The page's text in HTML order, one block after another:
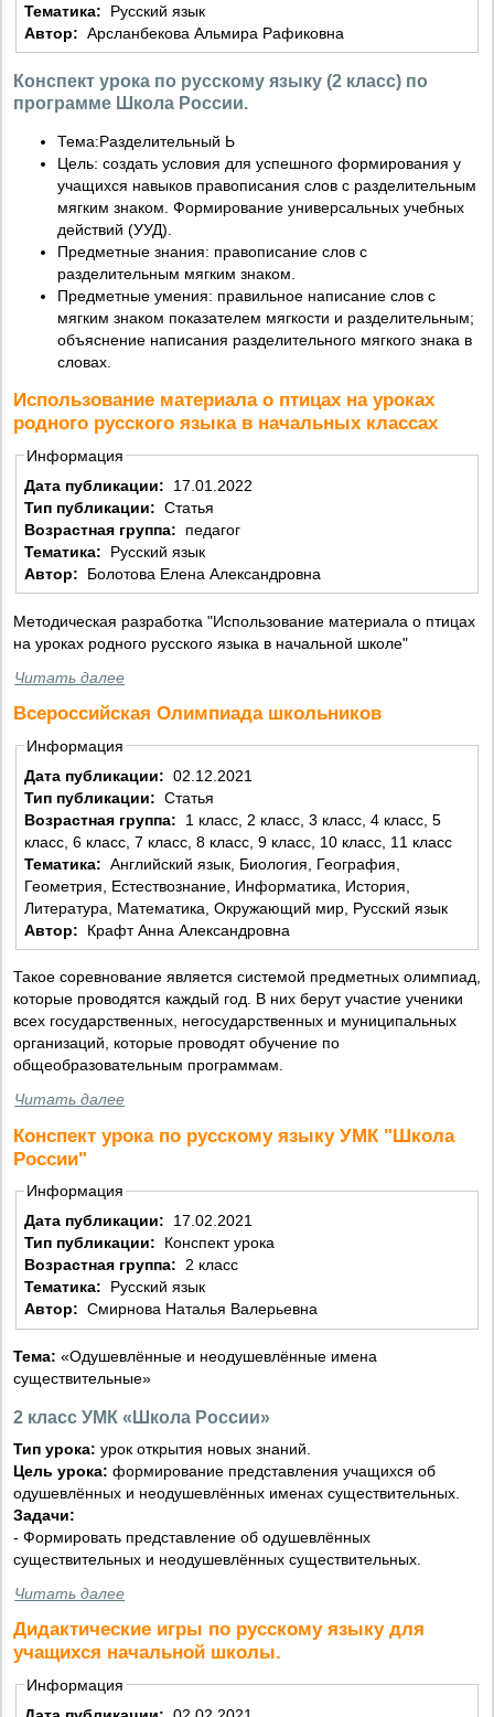
Тематика:
Русский язык
Автор: Арсланбекова Альмира Рафиковна
Конспект урока по русскому языку (2 класс) по
программе Школа России.
Тема:Разделительный Ь
Цель: создать условия для успешного формирования у
учащихся навыков правописания слов с разделительным
мягким знаком. Формирование универсальных учебных
действий (УУД).
Предметные знания: правописание слов с
разделительным мягким знаком.
Предметные умения: правильное написание слов с
мягким знаком показателем мягкости и разделительным;
объяснение написания разделительного мягкого знака в
словах.
Использование материала о птицах на уроках
родного русского языка в начальных классах
Информация
Дата публикации:
17.01.2022
Тип публикации: Статья
Возрастная группа:
педагог
Тематика:
Русский язык
Автор:
Болотова Елена Александровна
Методическая разработка "Использование материала о птицах
на уроках родного русского языка в начальной школе"
Читать далее
Всероссийская Олимпиада школьников
Информация
Дата публикации: 02.12.2021
Тип публикации: Статья
Возрастная группа:
класс, 6 класс, 7 класс, 8 класс, 9 класс, 10 класс, 11 класс
Тематика: Английский язык, Биология, География,
Геометрия, Естествознание, Информатика, История,
Литература, Математика, Окружающий мир, Русский язык
Автор:
Крафт Анна Александровна
Такое соревнование является системой предметных олимпиад,
которые проводятся каждый год. В них берут участие ученики
всех государственных, негосударственных и муниципальных
организаций, которые проводят обучение по
общеобразовательным программам.
Читать далее
Конспект урока по русскому языку УМК "Школа
России"
Информация
Дата публикации:
17.02.2021
Тип публикации:
Конспект урока
Возрастная группа: 2 класс
Тематика:
Русский язык
Автор: Смирнова Наталья Валерьевна
Тема: «Одушевлённые и неодушевлённые имена
существительные»
2 класс УМК «Школа России»
Тип урока: урок открытия новых знаний.
Цель урока: формирование представления учащихся об
одушевлённых и неодушевлённых именах существительных.
Задачи:
- Формировать представление об одушевлённых
существительных и неодушевлённых существительных.
Читать далее
Дидактические игры по русскому языку для
учащихся начальной школы.
Информация